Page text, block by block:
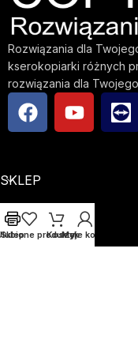
Rozwiązania dla
kserokopiarki różnych
rozwiązania dla
SKLEP
FIRMA
Sklep produkty
KoszykMoje konto